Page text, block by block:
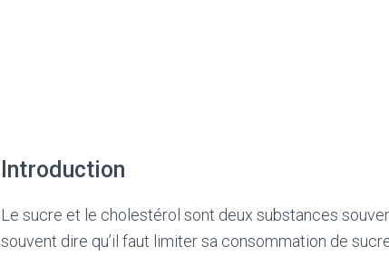
Introduction
Le sucre et le cholestérol sont deux substances
souvent dire qu’il faut limiter sa consommation de